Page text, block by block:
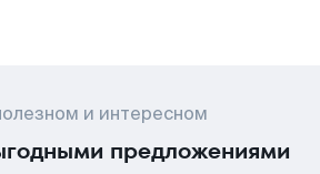
и интересном
предложениями